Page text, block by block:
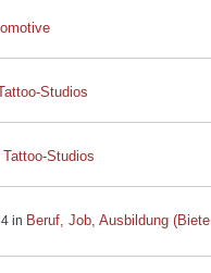
Studios
Tattoo-Studios
in Beruf, Job, Ausbildung (Biete